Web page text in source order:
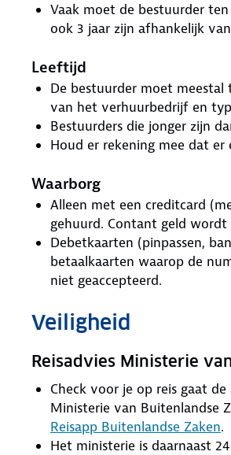
Vaak moet de bestuurder
ook 3 jaar zijn afhankelijk
Leeftijd
De bestuurder moet meestal
van het verhuurbedrijf en
Bestuurders die jonger zijn
Houd er rekening mee dat
Waarborg
Alleen met een creditcard
gehuurd. Contant geld wordt
Debetkaarten (pinpassen,
betaalkaarten waarop de
niet geaccepteerd.
Veiligheid
Reisadvies Ministerie
Check voor je op reis gaat
Ministerie van Buitenlandse
Reisapp Buitenlandse Zaken.
Het ministerie is daarnaast